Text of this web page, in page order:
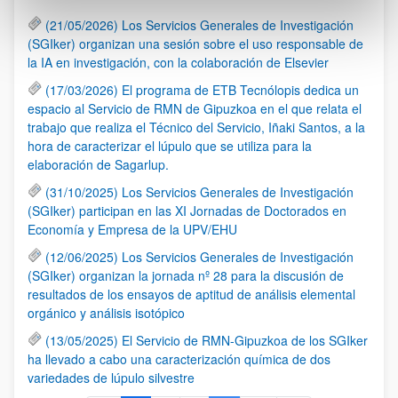
(21/05/2026) Los Servicios Generales de Investigación
(SGIker) organizan una sesión sobre el uso responsable de
la IA en investigación, con la colaboración de Elsevier
(17/03/2026) El programa de ETB Tecnólopis dedica un
espacio al Servicio de RMN de Gipuzkoa en el que relata el
trabajo que realiza el Técnico del Servicio, Iñaki Santos, a la
hora de caracterizar el lúpulo que se utiliza para la
elaboración de Sagarlup.
(31/10/2025) Los Servicios Generales de Investigación
(SGIker) participan en las XI Jornadas de Doctorados en
Economía y Empresa de la UPV/EHU
(12/06/2025) Los Servicios Generales de Investigación
(SGIker) organizan la jornada nº 28 para la discusión de
resultados de los ensayos de aptitud de análisis elemental
orgánico y análisis isotópico
(13/05/2025) El Servicio de RMN-Gipuzkoa de los SGIker
ha llevado a cabo una caracterización química de dos
variedades de lúpulo silvestre